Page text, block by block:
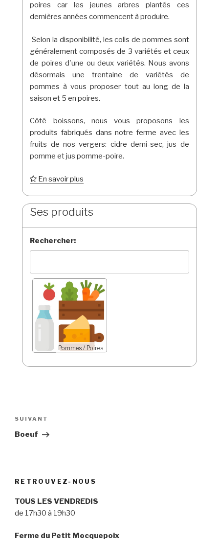
poires car les jeunes arbres plantés ces
dernières années commencent à produire.
Selon la disponibilité, les colis de pommes sont
généralement composés de 3 variétés et ceux
de poires d'une ou deux variétés. Nous avons
désormais une trentaine de variétés de
pommes à vous proposer tout au long de la
saison et 5 en poires.
Côté boissons, nous vous proposons les
produits fabriqués dans notre ferme avec les
fruits de nos vergers: cidre demi-sec, jus de
pomme et jus pomme-poire.
En savoir plus
Ses produits
Rechercher:
Pommes / Poires
de
l’article
Article
suivant
SUIVANT
Boeuf
RETROUVEZ-NOUS
TOUS LES VENDREDIS
de 17h30 à 19h30
Ferme du Petit Mocquepoix